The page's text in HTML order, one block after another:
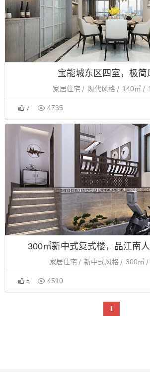
宝能城东区四室，极简
家居住宅 现代风格 140㎡
7  4735
300㎡新中式复式楼，品江南
家居住宅 新中式风格 300㎡
5  4510
1